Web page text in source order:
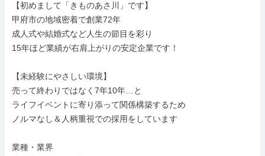
【初めまして「きものあさ川」です】
甲府市の地域密着で創業72年
成人式や結婚式など人生の節目を彩り
15年ほど業績が右肩上がりの安定企業です！
【未経験にやさしい環境】
売って終わりではなく7年10年…と
ライフイベントに寄り添って関係構築するため
ノルマなし＆人柄重視での採用をしています
業種・業界